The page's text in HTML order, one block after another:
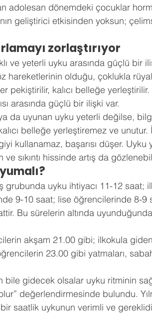
adolesan dönemdeki çocuklar
geliştirici etkisinden yoksun;
zorlaştırıyor
ve yeterli uyku arasında güçlü bir
hareketlerinin olduğu, çoklukla
pekiştirilir, kalıcı belleğe yerleştirilir.
arasında güçlü bir ilişki var.
da uyunan uyku yeterli değilse,
belleğe yerleştiremez ve
kullanamaz, başarısı düşer.
sıkıntı hissinde artış da
grubunda uyku ihtiyacı 11-12 saat;
9-10 saat; lise öğrencilerinde 8-9
Bu sürelerin altında
akşam 21.00 gibi; ilkokula
23.00 gibi yatmaları,
değerlendirmesinde bulundu.
saatlik uykunun verimli ve